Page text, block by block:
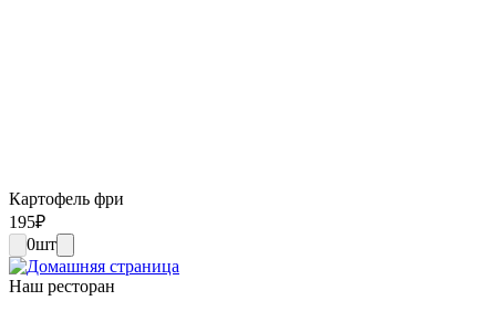
Картофель фри
195₽
0шт
Наш ресторан